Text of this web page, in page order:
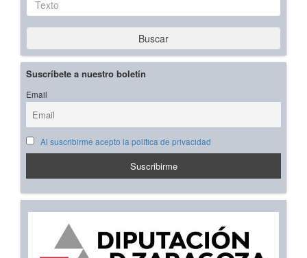
Buscar
Suscríbete a nuestro boletín
Email
Al suscribirme acepto la política de privacidad